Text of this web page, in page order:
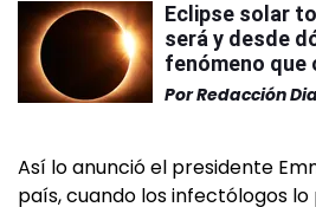
Eclipse solar
será y desde
fenómeno que
PorRedacción
Así lo anunció el presidente
país, cuando los infectólogos